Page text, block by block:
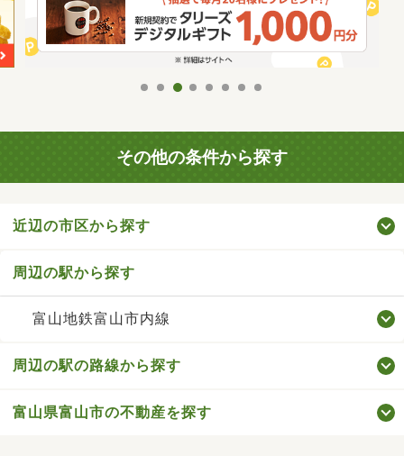
その他の条件から探す
近辺の市区から探す
周辺の駅から探す
富山地鉄富山市内線
周辺の駅の路線から探す
富山県富山市の不動産を探す